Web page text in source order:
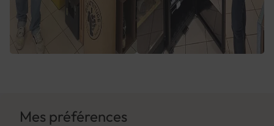
Mes préférences